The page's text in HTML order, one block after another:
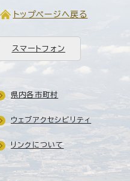
トップページへ戻る
スマートフォン
県内各市町村
ウェブアクセシビリティ
リンクについて